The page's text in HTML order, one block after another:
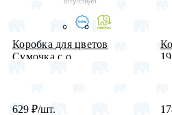
Коробка для цветов
Сумочка с о...
629 ₽/шт.